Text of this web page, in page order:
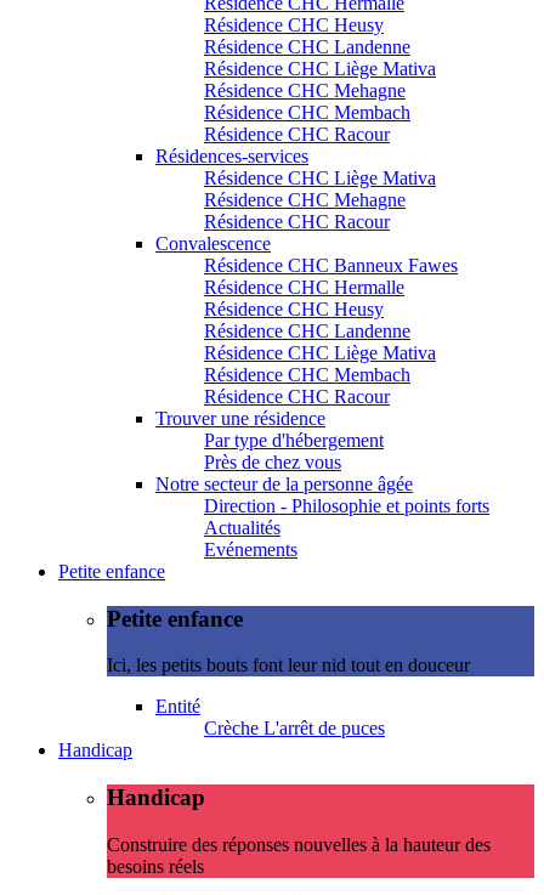
Résidence CHC Heusy
Résidence CHC Landenne
Résidence CHC Liège Mativa
Résidence CHC Mehagne
Résidence CHC Membach
Résidence CHC Racour
Résidences-services
Résidence CHC Liège Mativa
Résidence CHC Mehagne
Résidence CHC Racour
Convalescence
Résidence CHC Banneux Fawes
Résidence CHC Hermalle
Résidence CHC Heusy
Résidence CHC Landenne
Résidence CHC Liège Mativa
Résidence CHC Membach
Résidence CHC Racour
Trouver une résidence
Par type d'hébergement
Près de chez vous
Notre secteur de la personne âgée
Direction - Philosophie et points forts
Actualités
Evénements
Petite enfance
Petite enfance
Ici, les petits bouts font leur nid tout en douceur
Entité
Crèche L'arrêt de puces
Handicap
Handicap
Construire des réponses nouvelles à la hauteur des
besoins réels